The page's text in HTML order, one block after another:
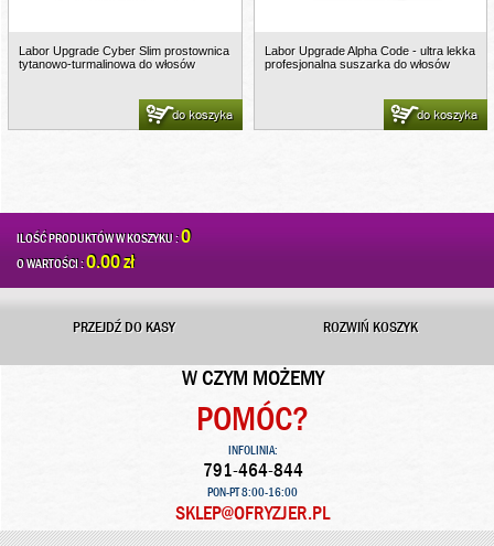
Labor Upgrade Cyber Slim prostownica
tytanowo-turmalinowa do włosów
do koszyka
Labor Upgrade Alpha Code - ultra lekka
profesjonalna suszarka do włosów
do koszyka
ILOŚĆ PRODUKTÓW W KOSZYKU :0
O WARTOŚCI :0.00 zł
PRZEJDŹ DO KASY ROZWIŃ KOSZYK
W CZYM MOŻEMY
POMÓC?
INFOLINIA:
791-464-844
PON-PT 8:00-16:00
SKLEP@OFRYZJER.PL